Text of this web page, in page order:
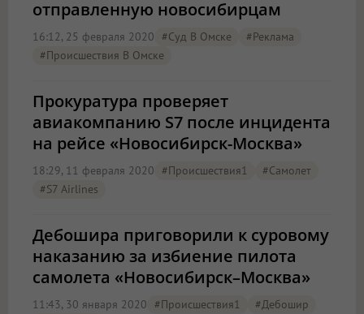
отправленную новосибирцам
16:12, 25 февраля 2020 #Суд В Омске
#реклама
#Происшествия В Омске
Прокуратура проверяет
авиакомпанию S7 после инцидента
на рейсе «Новосибирск-Москва»
18:29, 11 февраля 2020 #Происшествия1
#Самолет
#S7 Airlines
Дебошира приговорили к суровому
наказанию за избиение пилота
самолета «Новосибирск–Москва»
11:43, 30 января 2020 #Происшествия1
#дебошир